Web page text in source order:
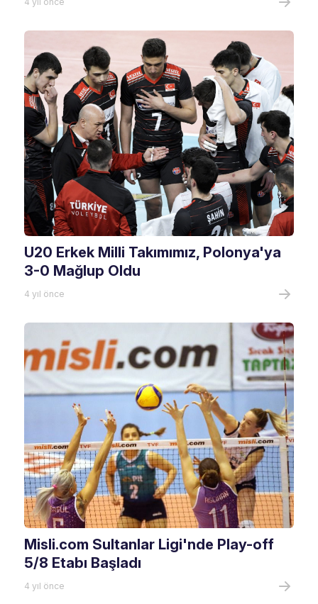
U20 Erkek Milli Takımımız, Polonya'ya
3-0 Mağlup Oldu
4 yıl önce
Misli.com Sultanlar Ligi'nde Play-off
5/8 Etabı Başladı
4 yıl önce